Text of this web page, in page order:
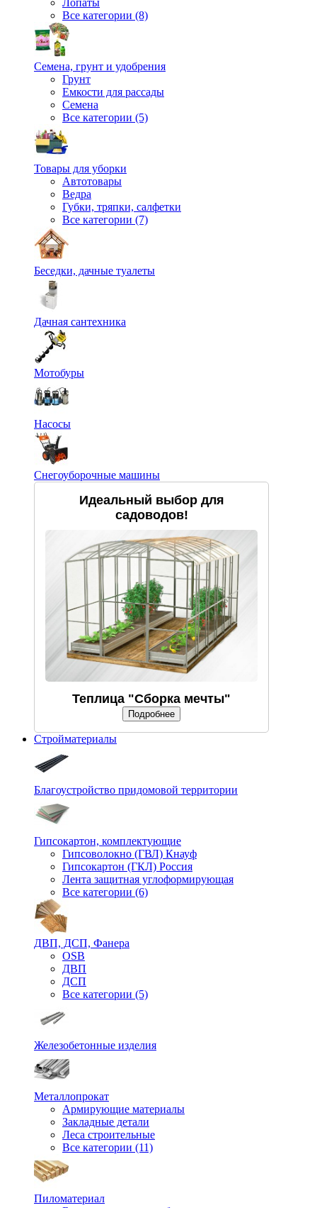
Лопаты
Все категории (8)
Семена, грунт и удобрения
Грунт
Емкости для рассады
Семена
Все категории (5)
Товары для уборки
Автотовары
Ведра
Губки, тряпки, салфетки
Все категории (7)
Беседки, дачные туалеты
Дачная сантехника
Мотобуры
Насосы
Снегоуборочные машины
Идеальный выбор для
садоводов!
Теплица "Сборка мечты"
Подробнее
Стройматериалы
Благоустройство придомовой территории
Гипсокартон, комплектующие
Гипсоволокно (ГВЛ) Кнауф
Гипсокартон (ГКЛ) Россия
Лента защитная углоформирующая
Все категории (6)
ДВП, ДСП, Фанера
OSB
ДВП
ДСП
Все категории (5)
Железобетонные изделия
Металлопрокат
Армирующие материалы
Закладные детали
Леса строительные
Все категории (11)
Пиломатериал